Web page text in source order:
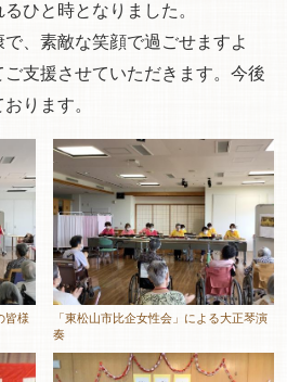
ひと時となりました。
、素敵な笑顔で過ごせますよ
支援させていただきます。今後
ります。
皆様
「東松山市比企女性会」による大正琴演
奏